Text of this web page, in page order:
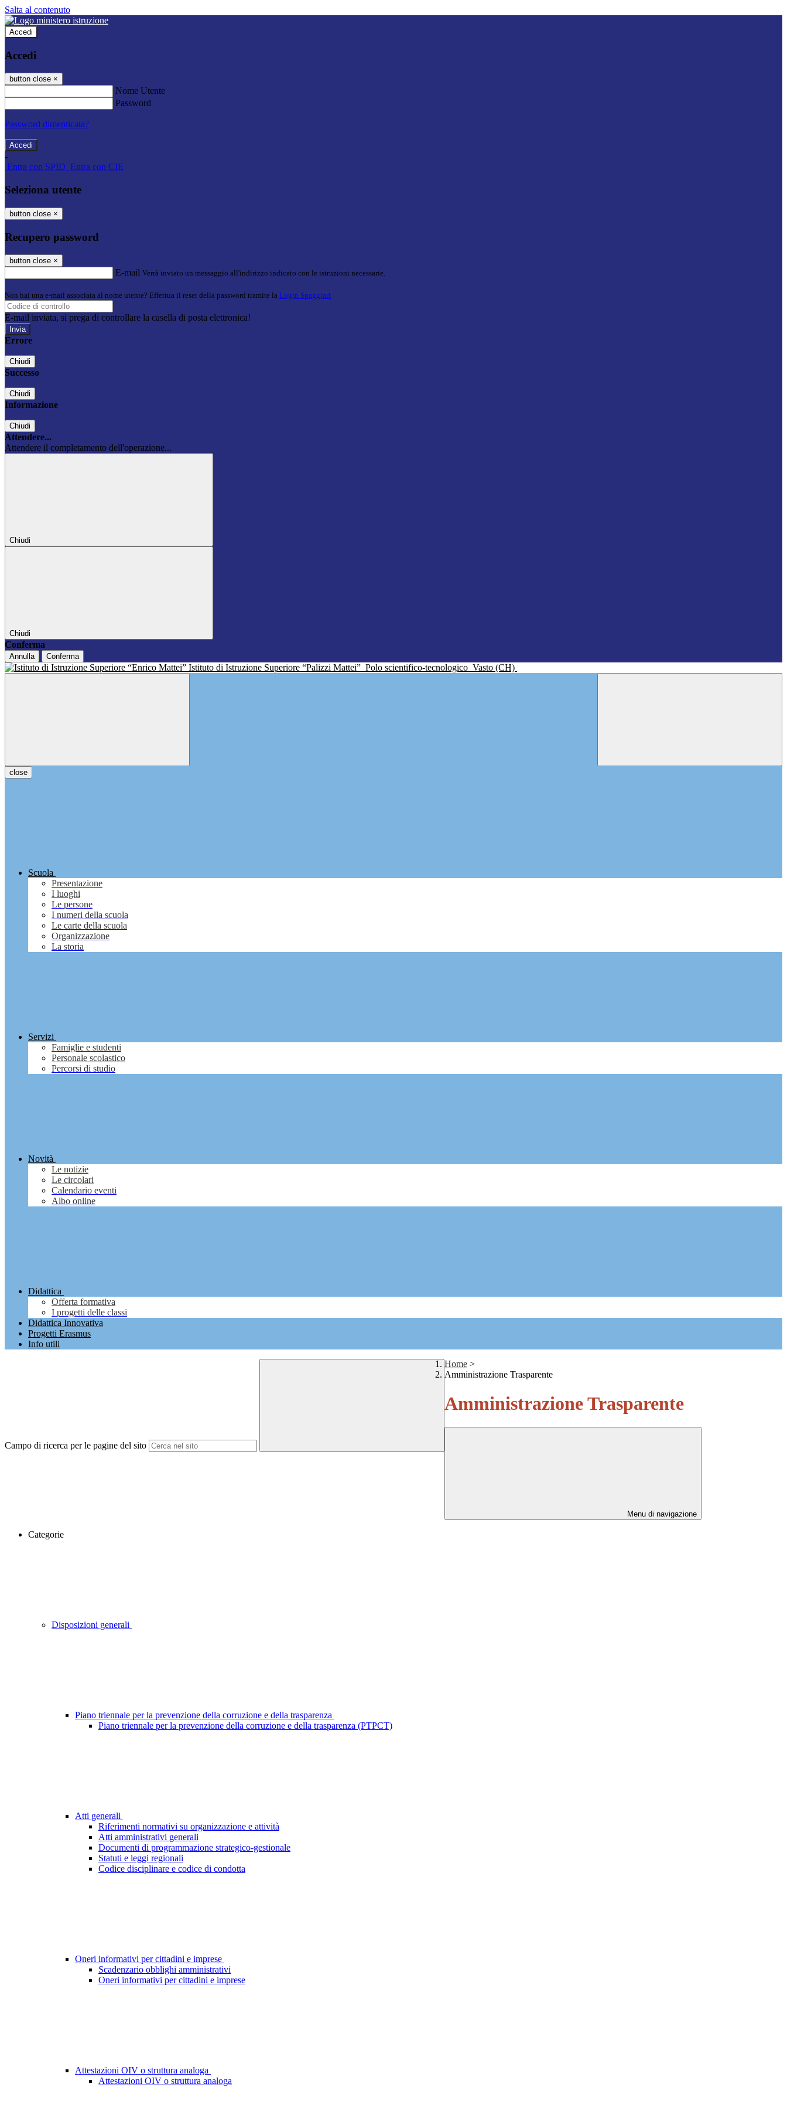
Salta al contenuto
Accedi
Accedi
button close ×
Nome Utente
Password
Password dimenticata?
-
Entra con SPID Entra con CIE
Seleziona utente
button close ×
Recupero password
button close ×
E-mail Verrà inviato un messaggio all'indirizzo indicato con le istruzioni necessarie.
Non hai una e-mail associata al nome utente? Effettua il reset della password tramite la Login Spaggiari
E-mail inviata, si prega di controllare la casella di posta elettronica!
Errore
Chiudi
Successo
Chiudi
Informazione
Chiudi
Attendere...
Attendere il completamento dell'operazione...
Chiudi
Chiudi
Conferma
Annulla Conferma
Istituto di Istruzione Superiore “Palizzi Mattei” Polo scientifico-tecnologico Vasto (CH)
close
Scuola
Presentazione
I luoghi
Le persone
I numeri della scuola
Le carte della scuola
Organizzazione
La storia
Servizi
Famiglie e studenti
Personale scolastico
Percorsi di studio
Novità
Le notizie
Le circolari
Calendario eventi
Albo online
Didattica
Offerta formativa
I progetti delle classi
Didattica Innovativa
Progetti Erasmus
Info utili
Campo di ricerca per le pagine del sito
Home >
Amministrazione Trasparente
Amministrazione Trasparente
Menu di navigazione
Categorie
Disposizioni generali
Piano triennale per la prevenzione della corruzione e della trasparenza
Piano triennale per la prevenzione della corruzione e della trasparenza (PTPCT)
Atti generali
Riferimenti normativi su organizzazione e attività
Atti amministrativi generali
Documenti di programmazione strategico-gestionale
Statuti e leggi regionali
Codice disciplinare e codice di condotta
Oneri informativi per cittadini e imprese
Scadenzario obblighi amministrativi
Oneri informativi per cittadini e imprese
Attestazioni OIV o struttura analoga
Attestazioni OIV o struttura analoga